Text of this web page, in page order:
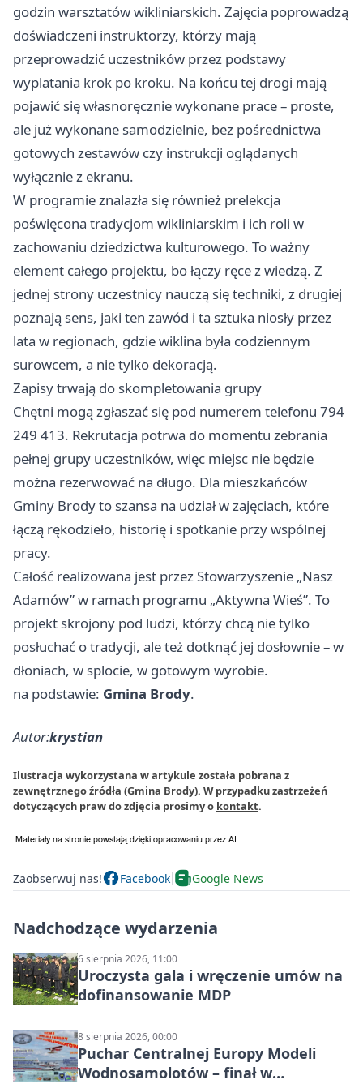
godzin warsztatów wikliniarskich. Zajęcia poprowadzą
doświadczeni instruktorzy, którzy mają
przeprowadzić uczestników przez podstawy
wyplatania krok po kroku. Na końcu tej drogi mają
pojawić się własnoręcznie wykonane prace – proste,
ale już wykonane samodzielnie, bez pośrednictwa
gotowych zestawów czy instrukcji oglądanych
wyłącznie z ekranu.
W programie znalazła się również prelekcja
poświęcona tradycjom wikliniarskim i ich roli w
zachowaniu dziedzictwa kulturowego. To ważny
element całego projektu, bo łączy ręce z wiedzą. Z
jednej strony uczestnicy nauczą się techniki, z drugiej
poznają sens, jaki ten zawód i ta sztuka niosły przez
lata w regionach, gdzie wiklina była codziennym
surowcem, a nie tylko dekoracją.
Zapisy trwają do skompletowania grupy
Chętni mogą zgłaszać się pod numerem telefonu 794
249 413. Rekrutacja potrwa do momentu zebrania
pełnej grupy uczestników, więc miejsc nie będzie
można rezerwować na długo. Dla mieszkańców
Gminy Brody to szansa na udział w zajęciach, które
łączą rękodzieło, historię i spotkanie przy wspólnej
pracy.
Całość realizowana jest przez Stowarzyszenie „Nasz
Adamów” w ramach programu „Aktywna Wieś”. To
projekt skrojony pod ludzi, którzy chcą nie tylko
posłuchać o tradycji, ale też dotknąć jej dosłownie – w
dłoniach, w splocie, w gotowym wyrobie.
na podstawie: Gmina Brody.
Autor:krystian
Ilustracja wykorzystana w artykule została pobrana z
zewnętrznego źródła (Gmina Brody). W przypadku zastrzeżeń
dotyczących praw do zdjęcia prosimy o kontakt.
Zaobserwuj nas! Facebook Google News
Nadchodzące wydarzenia
6 sierpnia 2026, 11:00
Uroczysta gala i wręczenie umów na
dofinansowanie MDP
8 sierpnia 2026, 00:00
Puchar Centralnej Europy Modeli
Wodnosamolotów – finał w